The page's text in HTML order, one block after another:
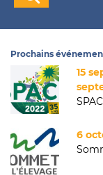
Prochains
15
6